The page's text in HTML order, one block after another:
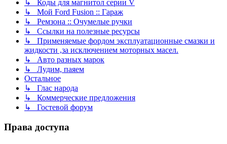
↳ Коды для магнитол серии V
↳ Мой Ford Fusion :: Гараж
↳ Ремзона :: Очумелые ручки
↳ Ссылки на полезные ресурсы
↳ Применяемые фордом эксплуатационные смазки и
жидкости ,за исключением моторных масел.
↳ Авто разных марок
↳ Лудим, паяем
Остальное
↳ Глас народа
↳ Коммерческие предложения
↳ Гостевой форум
Права доступа